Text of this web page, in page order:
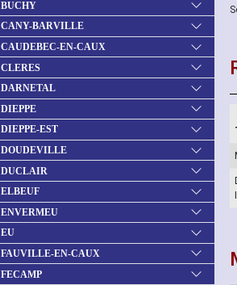
BUCHY
CANY-BARVILLE
CAUDEBEC-EN-CAUX
CLERES
DARNETAL
DIEPPE
DIEPPE-EST
DOUDEVILLE
DUCLAIR
ELBEUF
ENVERMEU
EU
FAUVILLE-EN-CAUX
FECAMP